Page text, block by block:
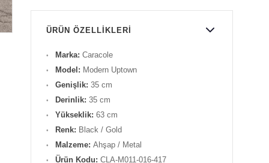
ÜRÜN ÖZELLIKLERI
Marka: Caracole
Model: Modern Uptown
Genişlik: 35 cm
Derinlik: 35 cm
Yükseklik: 63 cm
Renk: Black / Gold
Malzeme: Ahşap / Metal
Ürün Kodu: CLA-M011-016-417